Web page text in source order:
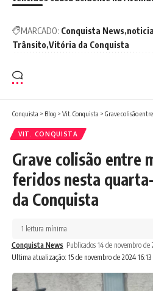
MARCADO: Conquista News
Trânsito Vitória da Conquista
Conquista > Blog > Vit. Conquista > Grave colisão entre
VIT. CONQUISTA
Grave colisão entre
feridos nesta
da Conquista
Ultima atualização: 15 de novembro de 2024 16:13
Conquista News Publicados 14 de novembro de
1 leitura mínima